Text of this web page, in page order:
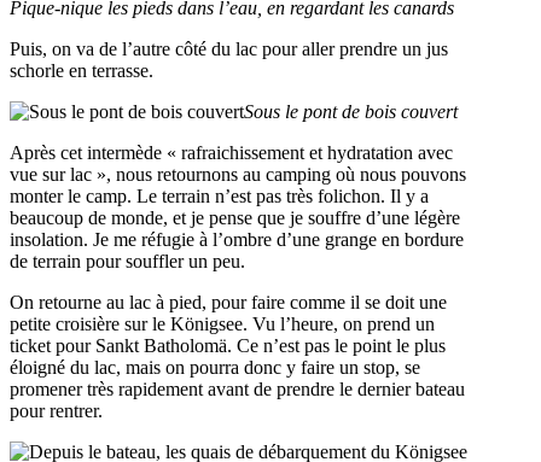
Pique-nique les pieds dans l’eau, en regardant les canards
Puis, on va de l’autre côté du lac pour aller prendre un jus
schorle en terrasse.
Sous le pont de bois couvert
Après cet intermède « rafraichissement et hydratation avec
vue sur lac », nous retournons au camping où nous pouvons
monter le camp. Le terrain n’est pas très folichon. Il y a
beaucoup de monde, et je pense que je souffre d’une légère
insolation. Je me réfugie à l’ombre d’une grange en bordure
de terrain pour souffler un peu.
On retourne au lac à pied, pour faire comme il se doit une
petite croisière sur le Königsee. Vu l’heure, on prend un
ticket pour Sankt Batholomä. Ce n’est pas le point le plus
éloigné du lac, mais on pourra donc y faire un stop, se
promener très rapidement avant de prendre le dernier bateau
pour rentrer.